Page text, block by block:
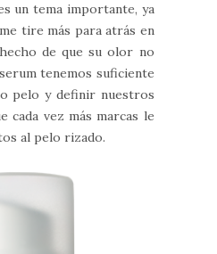
un tema importante, ya
tire más para atrás en
de que su olor no
tenemos suficiente
pelo y definir nuestros
cada vez más marcas le
al pelo rizado.